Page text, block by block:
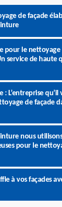
de façade
pour le
service de haute
: L’entreprise qu’il
de façade
nous
pour le
à vos façades